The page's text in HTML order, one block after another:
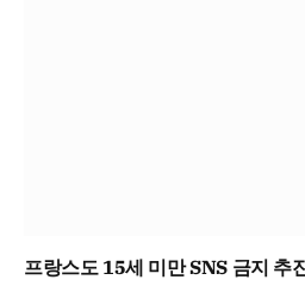
프랑스도 15세 미만 SNS 금지 추